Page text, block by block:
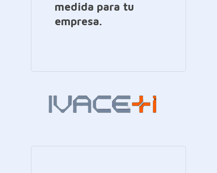
medida para tu
empresa.